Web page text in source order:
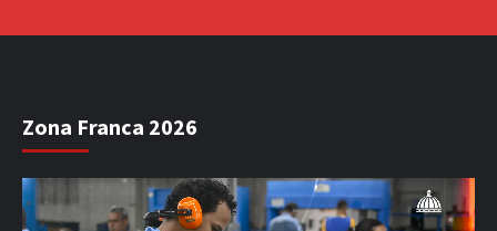
Zona Franca 2026
Reproductor
de